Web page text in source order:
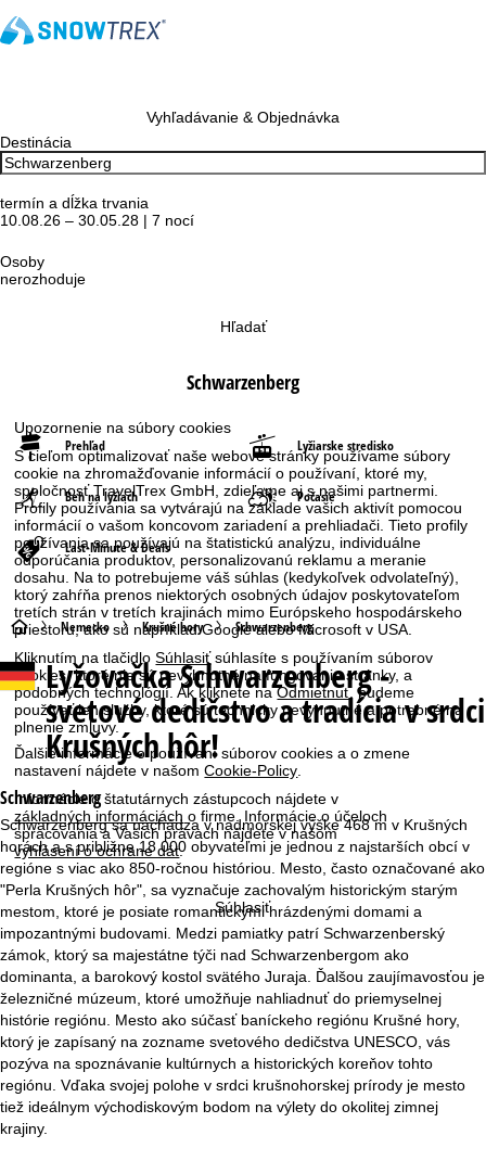
Upozornenie na súbory cookies
S cieľom optimalizovať naše webové stránky používame súbory
cookie na zhromažďovanie informácií o používaní, ktoré my,
spoločnosť TravelTrex GmbH, zdieľame aj s našimi partnermi.
Profily používania sa vytvárajú na základe vašich aktivít pomocou
informácií o vašom koncovom zariadení a prehliadači. Tieto profily
používania sa používajú na štatistickú analýzu, individuálne
odporúčania produktov, personalizovanú reklamu a meranie
dosahu. Na to potrebujeme váš súhlas (kedykoľvek odvolateľný),
ktorý zahŕňa prenos niektorých osobných údajov poskytovateľom
tretích strán v tretích krajinách mimo Európskeho hospodárskeho
priestoru, ako sú napríklad Google alebo Microsoft v USA.
Kliknutím na tlačidloSúhlasiťsúhlasíte s používaním súborov
cookies, ktoré nie sú nevyhnutné na fungovanie stránky, a
podobných technológií. Ak kliknete naOdmietnuť, budeme
používať len služby, ktoré sú technicky nevyhnutné a potrebné na
plnenie zmluvy.
Ďalšie informácie o používaní súborov cookies a o zmene
nastavení nájdete v našomCookie-Policy.
Informácie o štatutárnych zástupcoch nájdete v
základných informáciách o firme. Informácie o účeloch
spracovania a Vašich právach nájdete v našom
vyhlásení o ochrane dát.
Súhlasiť
Vyhľadávanie & Objednávka
Destinácia
termín a dĺžka trvania
10.08.26 – 30.05.28 | 7 nocí
Osoby
nerozhoduje
Hľadať
Schwarzenberg
Prehľad Lyžiarske stredisko
Beh na lyžiach Počasie
Last-Minute & Deals
H
l
a
v
n
á
s
t
r
á
n
k
Nemecko Krušné hory Schwarzenberg
LyžovačkaSchwarzenberg -
svetové dedičstvo a tradícia v srdci
Krušných hôr!
Schwarzenberg
Schwarzenberg sa nachádza v nadmorskej výške 468 m v Krušných
horách a s približne 18 000 obyvateľmi je jednou z najstarších obcí v
regióne s viac ako 850-ročnou históriou. Mesto, často označované ako
"Perla Krušných hôr", sa vyznačuje zachovalým historickým starým
mestom, ktoré je posiate romantickými hrázdenými domami a
impozantnými budovami. Medzi pamiatky patrí Schwarzenberský
zámok, ktorý sa majestátne týči nad Schwarzenbergom ako
dominanta, a barokový kostol svätého Juraja. Ďalšou zaujímavosťou je
železničné múzeum, ktoré umožňuje nahliadnuť do priemyselnej
histórie regiónu. Mesto ako súčasť baníckeho regiónu Krušné hory,
ktorý je zapísaný na zozname svetového dedičstva UNESCO, vás
pozýva na spoznávanie kultúrnych a historických koreňov tohto
regiónu. Vďaka svojej polohe v srdci krušnohorskej prírody je mesto
tiež ideálnym východiskovým bodom na výlety do okolitej zimnej
krajiny.